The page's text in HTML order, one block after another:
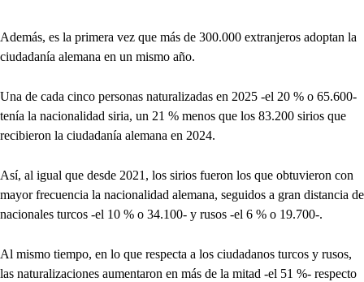
Además, es la primera vez que más de 300.000 extranjeros adoptan la
ciudadanía alemana en un mismo año.
Una de cada cinco personas naturalizadas en 2025 -el 20 % o 65.600-
tenía la nacionalidad siria, un 21 % menos que los 83.200 sirios que
recibieron la ciudadanía alemana en 2024.
Así, al igual que desde 2021, los sirios fueron los que obtuvieron con
mayor frecuencia la nacionalidad alemana, seguidos a gran distancia de
nacionales turcos -el 10 % o 34.100- y rusos -el 6 % o 19.700-.
Al mismo tiempo, en lo que respecta a los ciudadanos turcos y rusos,
las naturalizaciones aumentaron en más de la mitad -el 51 %- respecto